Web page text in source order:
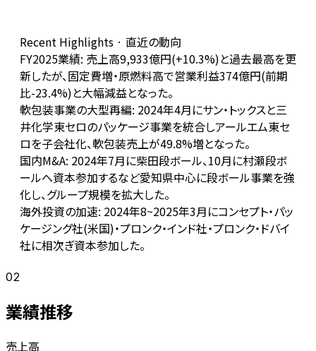
Recent Highlights · 直近の動向
FY2025業績: 売上高9,933億円(+10.3%)と過去最高を更
新したが、固定費増・原燃料高で営業利益374億円(前期
比-23.4%)と大幅減益となった。
軟包装事業の大型再編: 2024年4月にサン・トックスと三
井化学東セロのパッケージ事業を統合しアールエム東セ
ロを子会社化、軟包装売上が49.8%増となった。
国内M&A: 2024年7月に柴田段ボール、10月に村瀬段ボ
ールへ資本参加するなど愛知県中心に段ボール事業を強
化し、グループ規模を拡大した。
海外投資の加速: 2024年8~2025年3月にコンセプト・パッ
ケージング社(米国)・プロンク・インド社・プロンク・ドバイ
社に相次ぎ資本参加した。
02
業績推移
売上高